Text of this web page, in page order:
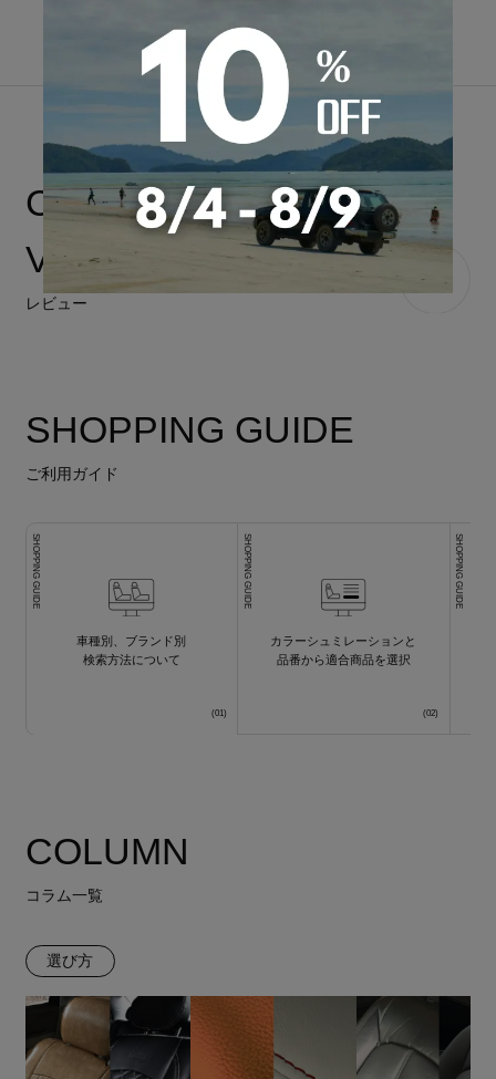
CUSTOMER
VOICE
レビュー
SHOPPING GUIDE
ご利用ガイド
SHOPPING GUIDE
車種別、ブランド別
検索方法について
SHOPPING GUIDE
カラーシュミレーションと
品番から適合商品を選択
SHOPPING GUIDE
COLUMN
コラム一覧
選び方